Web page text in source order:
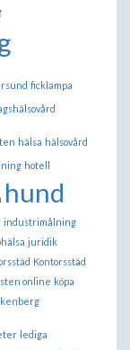
ficklampa
hälsa hälsovård
hotell
hund
industrimålning
juridik
Kontorsstäd
online köpa
lediga